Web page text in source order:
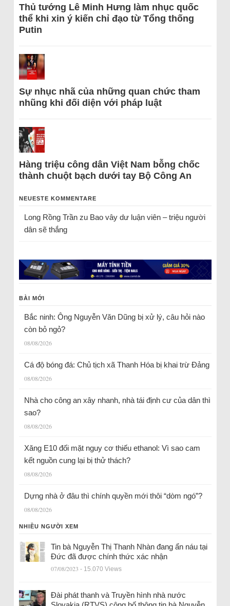
Thủ tướng Lê Minh Hưng làm nhục quốc
thể khi xin ý kiến chỉ đạo từ Tổng thống
Putin
Sự nhục nhã của những quan chức tham
nhũng khi đối diện với pháp luật
Hàng triệu công dân Việt Nam bỗng chốc
thành chuột bạch dưới tay Bộ Công An
NEUESTE KOMMENTARE
Long Rồng Trầnzu Bao vây dư luận viên – triệu người
dân sẽ thắng
BÀI MỚI
Bắc ninh: Ông Nguyễn Văn Dũng bị xử lý, câu hỏi nào
còn bỏ ngỏ?
08/08/2026
Cá độ bóng đá: Chủ tịch xã Thanh Hóa bị khai trừ Đảng
08/08/2026
Nhà cho công an xây nhanh, nhà tái định cư của dân thì
sao?
08/08/2026
Xăng E10 đối mặt nguy cơ thiếu ethanol: Vì sao cam
kết nguồn cung lại bị thử thách?
08/08/2026
Dựng nhà ở đâu thì chính quyền mới thôi “dòm ngó”?
08/08/2026
NHIỀU NGƯỜI XEM
Tin bà Nguyễn Thị Thanh Nhàn đang ẩn náu tại
Đức đã được chính thức xác nhận
07/08/2023 - 15.070 Views
Đài phát thanh và Truyền hình nhà nước